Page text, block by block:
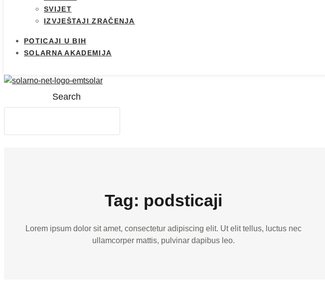
SVIJET
IZVJEŠTAJI ZRAČENJA
POTICAJI U BIH
SOLARNA AKADEMIJA
Search
Tag: podsticaji
Lorem ipsum dolor sit amet, consectetur adipiscing elit. Ut elit tellus, luctus nec
ullamcorper mattis, pulvinar dapibus leo.